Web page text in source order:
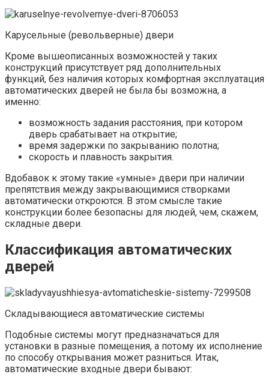
Карусельные (револьверные) двери
Кроме вышеописанных возможностей у таких
конструкций присутствует ряд дополнительных
функций, без наличия которых комфортная эксплуатация
автоматических дверей не была бы возможна, а
именно:
возможность задания расстояния, при котором
дверь срабатывает на открытие;
время задержки по закрыванию полотна;
скорость и плавность закрытия.
Вдобавок к этому такие «умные» двери при наличии
препятствия между закрывающимися створками
автоматически откроются. В этом смысле такие
конструкции более безопасны для людей, чем, скажем,
складные двери.
Классификация автоматических
дверей
Складывающиеся автоматические системы
Подобные системы могут предназначаться для
установки в разные помещения, а потому их исполнение
по способу открывания может разниться. Итак,
автоматические входные двери бывают: